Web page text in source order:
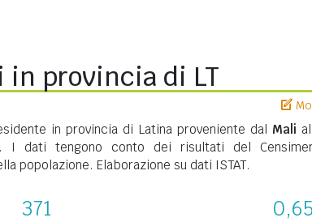
in provincia di LT
in provincia di Latina proveniente dal Mali
I dati tengono conto dei risultati del
popolazione. Elaborazione su dati ISTAT.
371